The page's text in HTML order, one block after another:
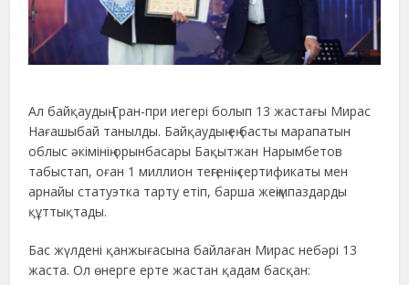
Ал байқаудың Гран-при иегері болып 13 жастағы Мирас
Нағашыбай танылды. Байқаудың ең басты марапатын
облыс әкімінің орынбасары Бақытжан Нарымбетов
табыстап, оған 1 миллион теңгенің сертификаты мен
арнайы статуэтка тарту етіп, барша жеңімпаздарды
құттықтады.
Бас жүлдені қанжығасына байлаған Мирас небәрі 13
жаста. Ол өнерге ерте жастан қадам басқан: